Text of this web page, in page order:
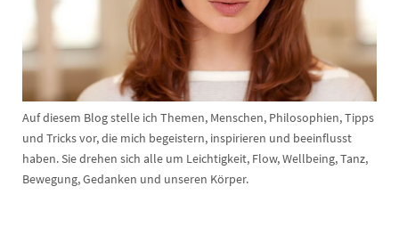
Auf diesem Blog stelle ich Themen, Menschen, Philosophien, Tipps
und Tricks vor, die mich begeistern, inspirieren und beeinflusst
haben. Sie drehen sich alle um Leichtigkeit, Flow, Wellbeing, Tanz,
Bewegung, Gedanken und unseren Körper.